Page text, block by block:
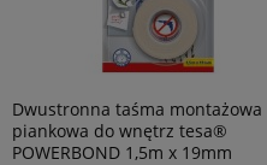
Dwustronna taśma montażowa
piankowa do wnętrz tesa®
POWERBOND 1,5m x 19mm